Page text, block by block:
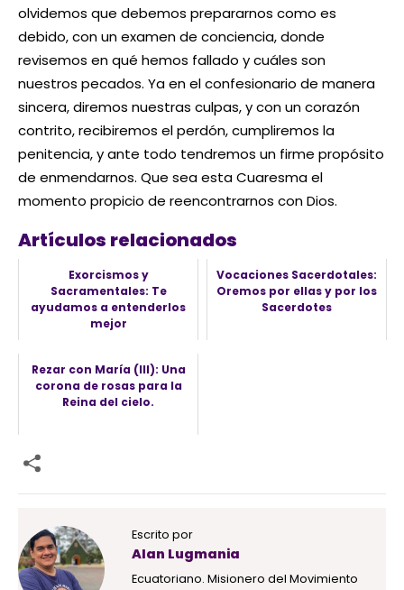
olvidemos que debemos prepararnos como es
debido, con un examen de conciencia, donde
revisemos en qué hemos fallado y cuáles son
nuestros pecados. Ya en el confesionario de manera
sincera, diremos nuestras culpas, y con un corazón
contrito, recibiremos el perdón, cumpliremos la
penitencia, y ante todo tendremos un firme propósito
de enmendarnos. Que sea esta Cuaresma el
momento propicio de reencontrarnos con Dios.
Artículos relacionados
Exorcismos y
Sacramentales: Te
ayudamos a entenderlos
mejor
Vocaciones Sacerdotales:
Oremos por ellas y por los
Sacerdotes
Rezar con María (III): Una
corona de rosas para la
Reina del cielo.
Escrito por
Alan Lugmania
Ecuatoriano. Misionero del Movimiento